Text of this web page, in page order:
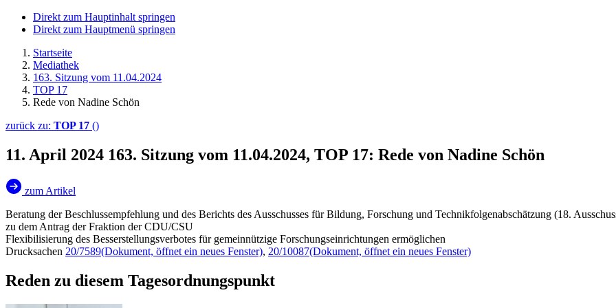
Direkt zum Hauptinhalt springen
Direkt zum Hauptmenü springen
Startseite
Mediathek
163. Sitzung vom 11.04.2024
TOP 17
Rede von Nadine Schön
zurück zu: TOP 17 ()
11. April 2024 163. Sitzung vom 11.04.2024, TOP 17: Rede von Nadine Schön
zum Artikel
Beratung der Beschlussempfehlung und des Berichts des Ausschusses für Bildung, Forschung und Technikfolgenabschätzung (18.
zu dem Antrag der Fraktion der CDU/CSU
Flexibilisierung des Besserstellungsverbotes für gemeinnützige Forschungseinrichtungen ermöglichen
Drucksachen 20/7589(Dokument, öffnet ein neues Fenster), 20/10087(Dokument, öffnet ein neues Fenster)
Reden zu diesem Tagesordnungspunkt